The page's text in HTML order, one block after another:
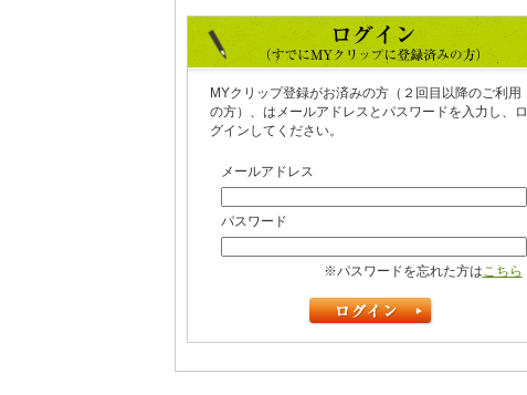
MYクリップ登録がお済みの方（２回目以降のご利用
の方）、はメールアドレスとパスワードを入力し、ロ
グインしてください。
メールアドレス
パスワード
※パスワードを忘れた方はこちら